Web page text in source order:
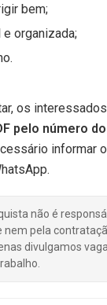
bem;
organizada;
os
pelo número
informar
não é
nem pela
divulgamos